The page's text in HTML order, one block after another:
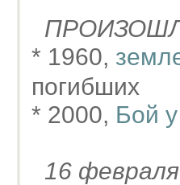
* 1960,
погибших
* 2000, Бой
16